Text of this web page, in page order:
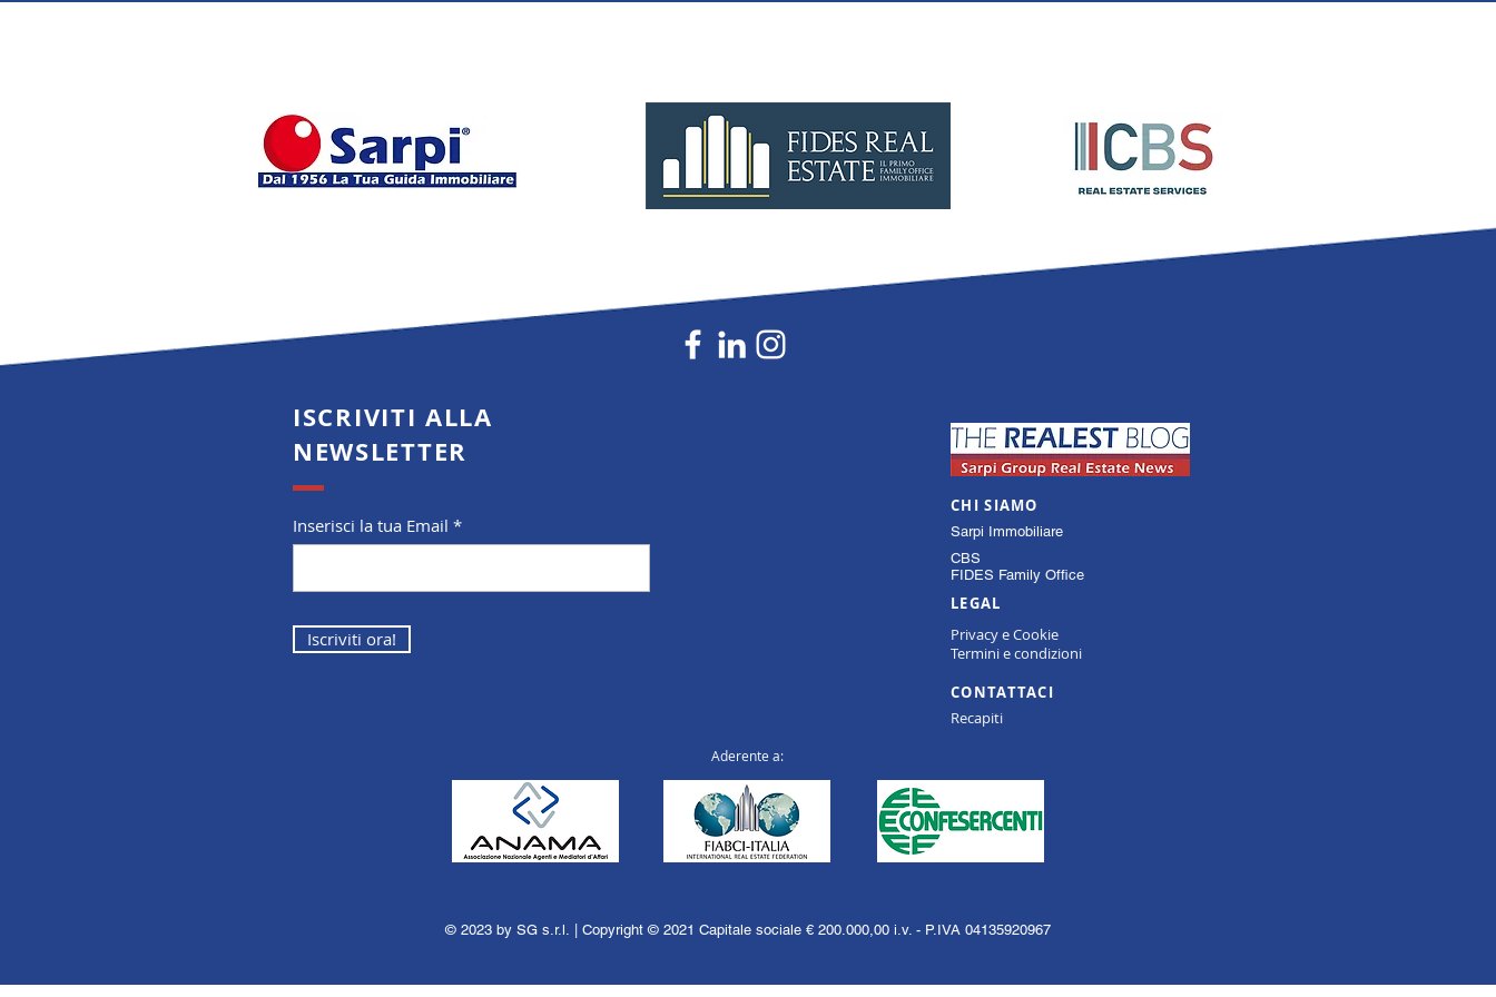
ISCRIVITI ALLA
NEWSLETTER
Inserisci la tua Email
Iscriviti ora!
CHI SIAMO
Sarpi Immobiliare
CBS
FIDES Family Office
LEGAL
Privacy e Cookie
Termini e condizioni
CONTATTACI
Recapiti
Aderente a:
© 2023 by SG s.r.l. | Copyright © 2021 Capitale sociale € 200.000,00 i.v. - P.IVA 04135920967